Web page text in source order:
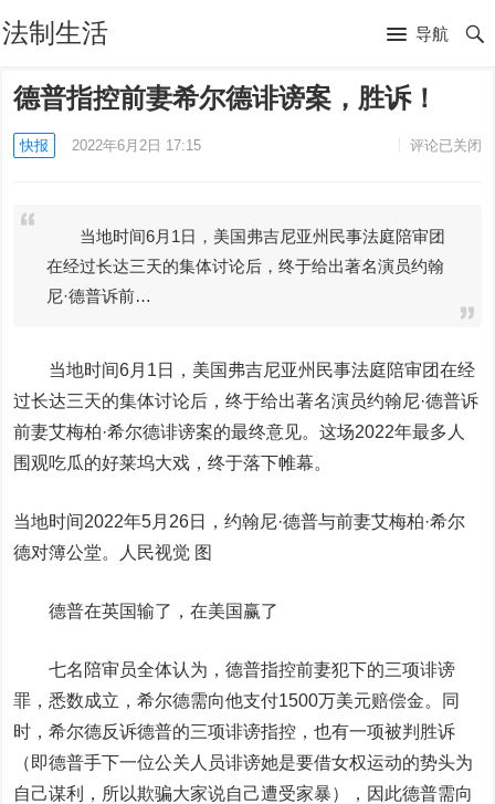
法制生活 导航
德普指控前妻希尔德诽谤案，胜诉！
快报 2022年6月2日 17:15 评论已关闭
当地时间6月1日，美国弗吉尼亚州民事法庭陪审团
在经过长达三天的集体讨论后，终于给出著名演员约翰
尼·德普诉前…
当地时间6月1日，美国弗吉尼亚州民事法庭陪审团在经
过长达三天的集体讨论后，终于给出著名演员约翰尼·德普诉
前妻艾梅柏·希尔德诽谤案的最终意见。这场2022年最多人
围观吃瓜的好莱坞大戏，终于落下帷幕。
当地时间2022年5月26日，约翰尼·德普与前妻艾梅柏·希尔
德对簿公堂。人民视觉 图
德普在英国输了，在美国赢了
七名陪审员全体认为，德普指控前妻犯下的三项诽谤
罪，悉数成立，希尔德需向他支付1500万美元赔偿金。同
时，希尔德反诉德普的三项诽谤指控，也有一项被判胜诉
（即德普手下一位公关人员诽谤她是要借女权运动的势头为
自己谋利，所以欺骗大家说自己遭受家暴），因此德普需向